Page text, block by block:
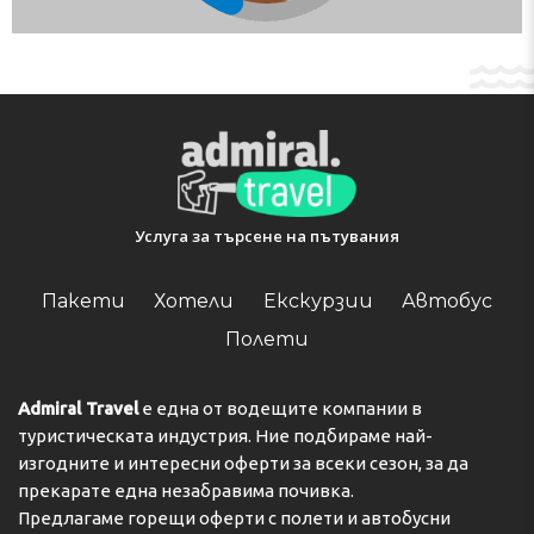
Услуга за търсене на пътувания
Пакети Хотели Екскурзии
Автобус
Полети
Admiral Travelе една от водещите компании в
туристическата индустрия. Ние подбираме най-
изгодните и интересни оферти за всеки сезон, за да
прекарате една незабравима почивка.
Предлагаме горещи оферти с полети и автобусни